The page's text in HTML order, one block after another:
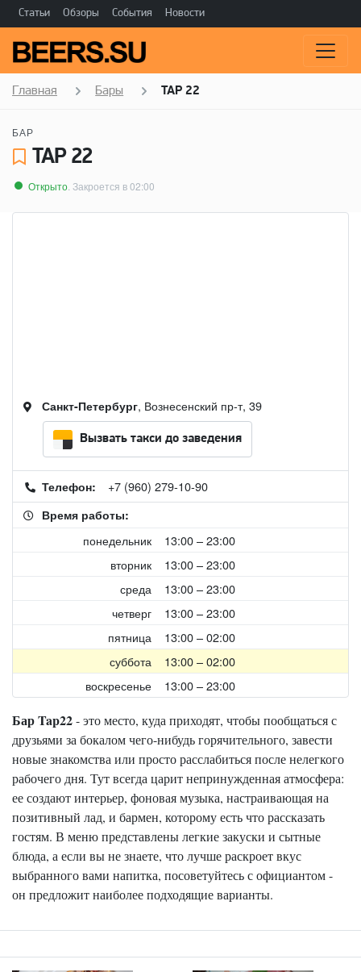
Статьи Обзоры События Новости
Главная Бары TAP 22
БАР
TAP 22
Открыто . Закроется в 02:00
Бар Tap22- это место, куда приходят, чтобы пообщаться с
друзьями за бокалом чего-нибудь горячительного, завести
новые знакомства или просто расслабиться после нелегкого
рабочего дня. Тут всегда царит непринужденная атмосфера:
ее создают интерьер, фоновая музыка, настраивающая на
позитивный лад, и бармен, которому есть что рассказать
гостям. В меню представлены легкие закуски и сытные
блюда, а если вы не знаете, что лучше раскроет вкус
выбранного вами напитка, посоветуйтесь с официантом -
он предложит наиболее подходящие варианты.
Санкт-Петербург, Вознесенский пр-т, 39
Вызвать такси до заведения
Телефон: +7 (960) 279-10-90
Время работы:
понедельник
13:00 – 23:00
вторник
13:00 – 23:00
среда
13:00 – 23:00
четверг
13:00 – 23:00
пятница
13:00 – 02:00
суббота
13:00 – 02:00
воскресенье
13:00 – 23:00